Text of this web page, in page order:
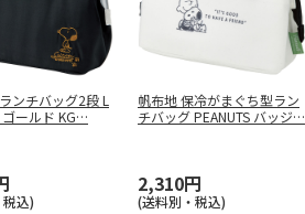
ンチバッグ2段 L
ールド KG…
込)
帆布地 保冷がまぐち型ラン
チバッグ PEANUTS バッジ…
2,310円
(送料別・税込)